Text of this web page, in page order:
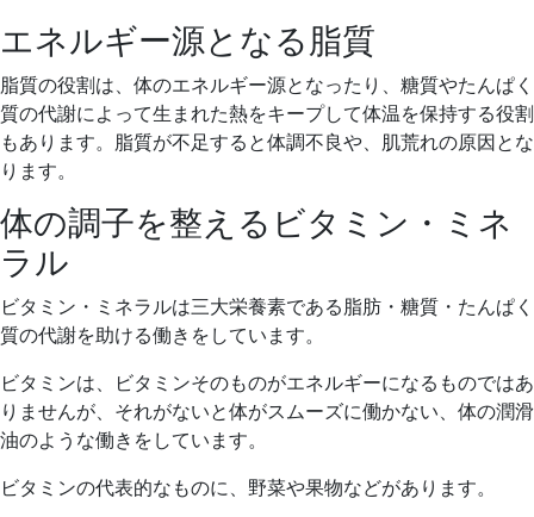
エネルギー源となる脂質
脂質の役割は、体のエネルギー源となったり、糖質やたんぱく
質の代謝によって生まれた熱をキープして体温を保持する役割
もあります。脂質が不足すると体調不良や、肌荒れの原因とな
ります。
体の調子を整えるビタミン・ミネ
ラル
ビタミン・ミネラルは三大栄養素である脂肪・糖質・たんぱく
質の代謝を助ける働きをしています。
ビタミンは、ビタミンそのものがエネルギーになるものではあ
りませんが、それがないと体がスムーズに働かない、体の潤滑
油のような働きをしています。
ビタミンの代表的なものに、野菜や果物などがあります。